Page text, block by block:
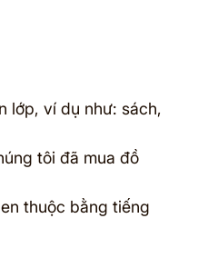
lớp, ví dụ như: sách,
tôi đã mua đồ
thuộc bằng tiếng